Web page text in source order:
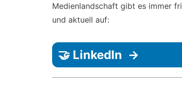
Medienlandschaft gibt es immer
und aktuell auf:
🤝 LinkedIn →